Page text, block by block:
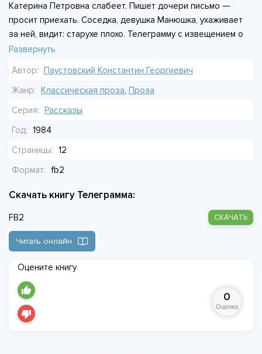
Катерина Петровна слабеет. Пишет дочери письмо —
просит приехать. Соседка, девушка Манюшка, ухаживает
за ней, видит: старухе плохо. Телеграмму с извещением о
болезни Насте передают не сразу — она занята
Когда дочь наконец понимает, что случилось, бросает всё,
мчится в деревню. Но опаздывает. Находит только
холодную избу, чужих людей, свежий холм за околицей.
Поздно.
Развернуть
Автор: Паустовский Константин Георгиевич
Жанр: Классическая проза, Проза
Серия: Рассказы
Год: 1984
Страницы: 12
Формат:
fb2
Скачать книгу Телеграмма:
FB2 СКАЧАТЬ
Читать онлайн
Оцените книгу
0
Оценка